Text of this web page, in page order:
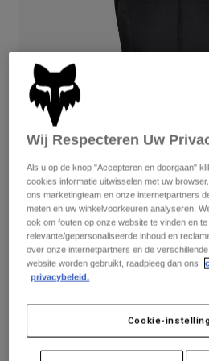
Korte broeken
Beschermingen
Brillen
Sokken
Accessoires
Onderdelen
Handschoenen
Jassen
Protections
Brillen
Sokken
Tassen & Accessoires
Alles bekijken
Women
T-Shirts & Tops
Hoodies en truien
Jassen
Leggings & Broeken
Shirts
Alles bekijken
Youth
Socks
Alles bekijken
Helmen
Shirts
Pants
Boots
Beoordelingen
Ranger windvest voor
€ 48,74-€ 79,99
Wij Respecteren Uw
Als u op de knop "Accepteren en doorgaan"
cookies informatie uitwisselen met uw
ons marketingteam en onze internetpartners
meten en uw winkelvoorkeuren analyseren.
ook om fouten op onze website te vinden en
relevante/gepersonaliseerde inhoud en
over onze internetpartners en de
website worden gebruikt, raadpleeg dan ons
privacybeleid.
Cookie-